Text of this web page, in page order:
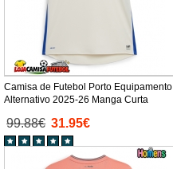
Camisa de Futebol Porto Equipamento
Alternativo 2025-26 Manga Curta
99.88€ 31.95€